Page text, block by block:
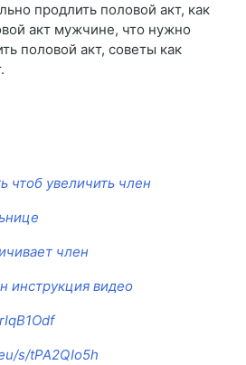
продлить половой акт, как
акт мужчине, что нужно
половой акт, советы как
чтоб увеличить член
член
инструкция видео
s/tPA2QIo5h